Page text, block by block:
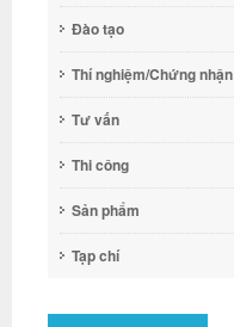
Đào tạo
Thí nghiệm/Chứng nhận
Tư vấn
Thi công
Sản phẩm
Tạp chí